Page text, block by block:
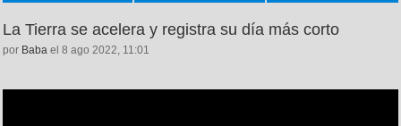
La Tierra se acelera y registra su día más corto
por Baba el 8 ago 2022, 11:01